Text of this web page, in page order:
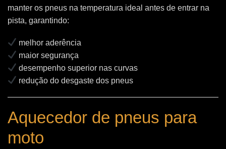
manter os pneus na temperatura ideal antes de entrar na
pista, garantindo:
melhor aderência
maior segurança
desempenho superior nas curvas
redução do desgaste dos pneus
Aquecedor de pneus para
moto